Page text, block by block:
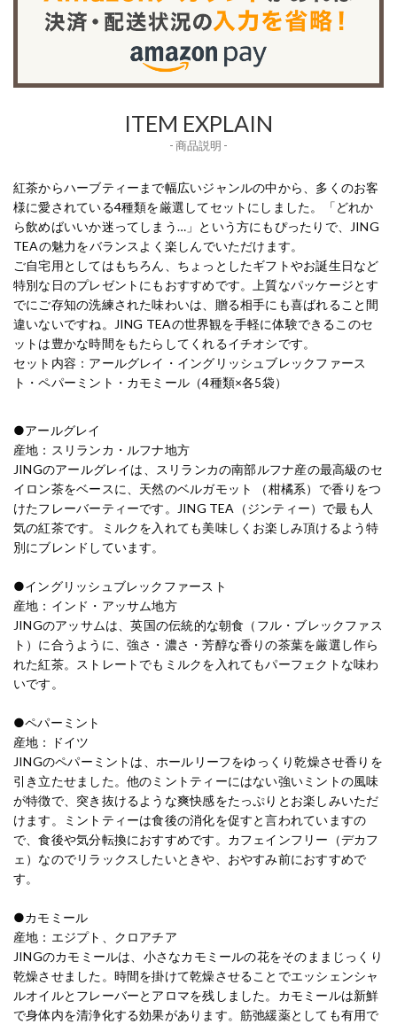
ITEM EXPLAIN
- 商品説明 -
紅茶からハーブティーまで幅広いジャンルの中から、多くのお客
様に愛されている4種類を厳選してセットにしました。「どれか
ら飲めばいいか迷ってしまう…」という方にもぴったりで、JING
TEAの魅力をバランスよく楽しんでいただけます。
ご自宅用としてはもちろん、ちょっとしたギフトやお誕生日など
特別な日のプレゼントにもおすすめです。上質なパッケージとす
でにご存知の洗練された味わいは、贈る相手にも喜ばれること間
違いないですね。JING TEAの世界観を手軽に体験できるこのセ
ットは豊かな時間をもたらしてくれるイチオシです。
セット内容：アールグレイ・イングリッシュブレックファース
ト・ペパーミント・カモミール（4種類×各5袋）
●アールグレイ
産地：スリランカ・ルフナ地方
JINGのアールグレイは、スリランカの南部ルフナ産の最高級のセ
イロン茶をベースに、天然のベルガモット （柑橘系）で香りをつ
けたフレーバーティーです。JING TEA（ジンティー）で最も人
気の紅茶です。ミルクを入れても美味しくお楽しみ頂けるよう特
別にブレンドしています。
●イングリッシュブレックファースト
産地：インド・アッサム地方
JINGのアッサムは、英国の伝統的な朝食（フル・ブレックファス
ト）に合うように、強さ・濃さ・芳醇な香りの茶葉を厳選し作ら
れた紅茶。ストレートでもミルクを入れてもパーフェクトな味わ
いです。
●ペパーミント
産地：ドイツ
JINGのペパーミントは、ホールリーフをゆっくり乾燥させ香りを
引き立たせました。他のミントティーにはない強いミントの風味
が特徴で、突き抜けるような爽快感をたっぷりとお楽しみいただ
けます。ミントティーは食後の消化を促すと言われていますの
で、食後や気分転換におすすめです。カフェインフリー（デカフ
ェ）なのでリラックスしたいときや、おやすみ前におすすめで
す。
●カモミール
産地：エジプト、クロアチア
JINGのカモミールは、小さなカモミールの花をそのままじっくり
乾燥させました。時間を掛けて乾燥させることでエッシェンシャ
ルオイルとフレーバーとアロマを残しました。カモミールは新鮮
で身体内を清浄化する効果があります。筋弛緩薬としても有用で